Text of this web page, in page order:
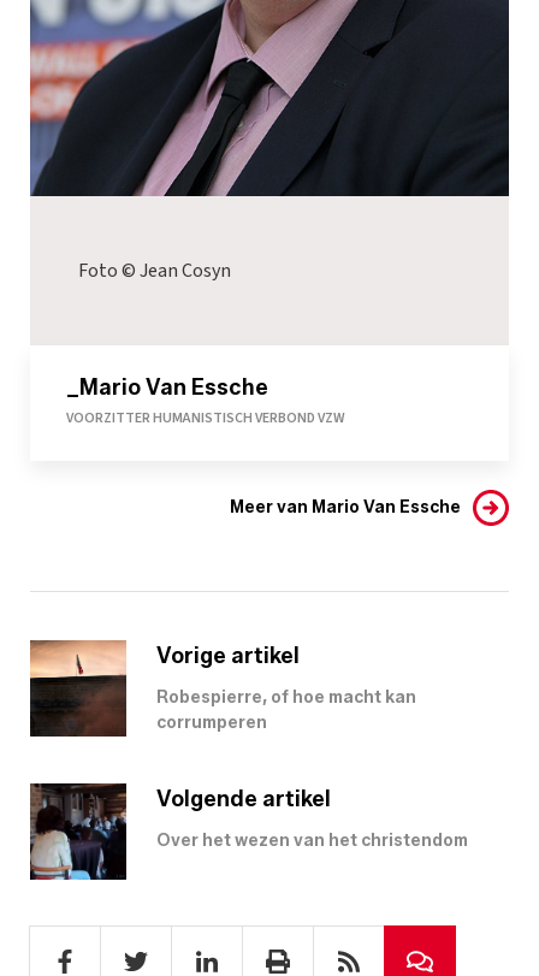
Foto © Jean Cosyn
_Mario Van Essche
VOORZITTER HUMANISTISCH VERBOND VZW
Meer van Mario Van Essche
Vorige artikel
Robespierre, of hoe macht kan
corrumperen
Volgende artikel
Over het wezen van het christendom